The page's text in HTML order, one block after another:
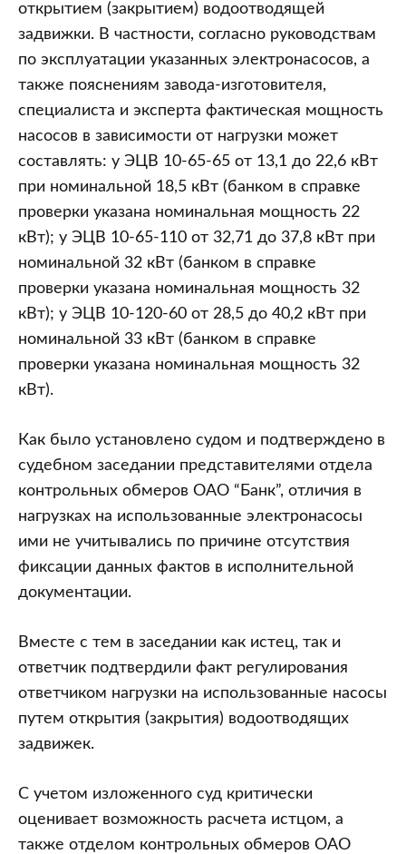
открытием (закрытием) водоотводящей
задвижки. В частности, согласно руководствам
по эксплуатации указанных электронасосов, а
также пояснениям завода-изготовителя,
специалиста и эксперта фактическая мощность
насосов в зависимости от нагрузки может
составлять: у ЭЦВ 10-65-65 от 13,1 до 22,6 кВт
при номинальной 18,5 кВт (банком в справке
проверки указана номинальная мощность 22
кВт); у ЭЦВ 10-65-110 от 32,71 до 37,8 кВт при
номинальной 32 кВт (банком в справке
проверки указана номинальная мощность 32
кВт); у ЭЦВ 10-120-60 от 28,5 до 40,2 кВт при
номинальной 33 кВт (банком в справке
проверки указана номинальная мощность 32
кВт).
Как было установлено судом и подтверждено в
судебном заседании представителями отдела
контрольных обмеров ОАО “Банк”, отличия в
нагрузках на использованные электронасосы
ими не учитывались по причине отсутствия
фиксации данных фактов в исполнительной
документации.
Вместе с тем в заседании как истец, так и
ответчик подтвердили факт регулирования
ответчиком нагрузки на использованные насосы
путем открытия (закрытия) водоотводящих
задвижек.
С учетом изложенного суд критически
оценивает возможность расчета истцом, а
также отделом контрольных обмеров ОАО